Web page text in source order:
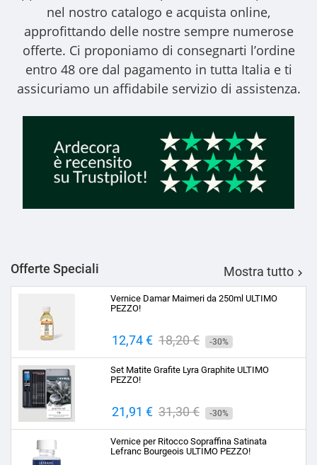
nel nostro catalogo e acquista online,
approfittando delle nostre sempre numerose
offerte. Ci proponiamo di consegnarti l’ordine
entro 48 ore dal pagamento in tutta Italia e ti
assicuriamo un affidabile servizio di assistenza.
Offerte Speciali Mostra tutto 
Vernice Damar Maimeri da 250ml ULTIMO
PEZZO!
Prezzo
12,74 € Prezzo
base
18,20 € -30%
Set Matite Grafite Lyra Graphite ULTIMO
PEZZO!
Prezzo
21,91 € Prezzo
base
31,30 € -30%
Vernice per Ritocco Sopraffina Satinata
Lefranc Bourgeois ULTIMO PEZZO!